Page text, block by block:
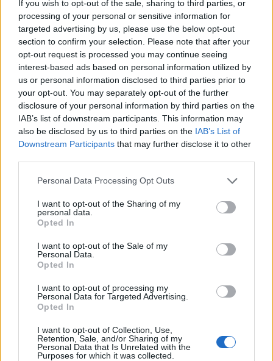
If you wish to opt-out of the sale, sharing to third parties, or
processing of your personal or sensitive information for
targeted advertising by us, please use the below opt-out
section to confirm your selection. Please note that after your
opt-out request is processed you may continue seeing
interest-based ads based on personal information utilized by
us or personal information disclosed to third parties prior to
your opt-out. You may separately opt-out of the further
disclosure of your personal information by third parties on the
IAB’s list of downstream participants. This information may
also be disclosed by us to third parties on the IAB’s List of
Downstream Participants that may further disclose it to other
Please note that this website/app uses one or more Google
not limited to your visit or usage behaviour. You may click to
grant or deny consent to Google and its third-party tags to
use your data for below specified purposes in below Google
consent section.
Personal Data Processing Opt Outs
I want to opt-out of the Sharing of my
personal data.
Opted In
I want to opt-out of the Sale of my
Personal Data.
Opted In
I want to opt-out of processing my
Personal Data for Targeted Advertising.
Opted In
I want to opt-out of Collection, Use,
Retention, Sale, and/or Sharing of my
Personal Data that Is Unrelated with the
Purposes for which it was collected.
abbattendo tempi di attesa.
Nel complesso, il progetto vuole coniugare
tecnologia e centralità della persona: offrire
strumenti digitali avanzati senza rinunciare alla
qualità del rapporto umano, proseguendo in una
direzione in cui automazione e assistenza si
integrano per rendere i servizi pubblici più
accessibili e tempestivi.
Edoardo Marchesi
Edoardo Marchesi, voce delle notizie di
in via Maqueda e decise di chiedere carte e
nomi: da allora predilige verifiche sul campo.
e custodisce una collezione di vecchie
mappe della città.